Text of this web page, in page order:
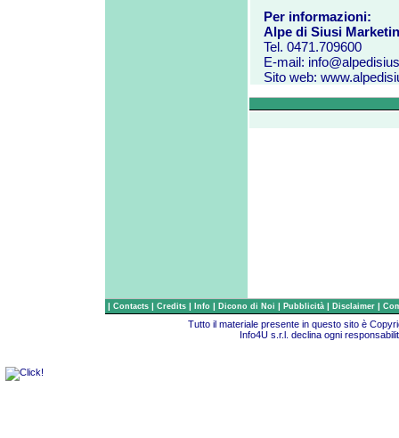
Per informazioni:
Alpe di Siusi
Tel. 0471.709600
E-mail:
Sito web:
| Contacts | Credits | Info | Dicono di Noi | Pubblicità | Disclaimer |
Tutto il materiale presente in questo sito è
Info4U s.r.l. declina ogni